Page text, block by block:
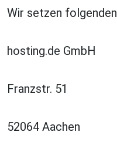
Wir setzen
hosting.de GmbH
Franzstr. 51
52064 Aachen